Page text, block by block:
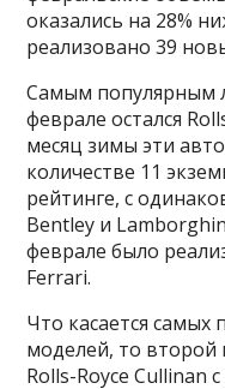
оказались на 28%
реализовано 39
Самым популярным
феврале остался
месяц зимы эти
количестве 11
рейтинге, с
Bentley и
феврале было
Ferrari.
Что касается
моделей, то второй
Rolls-Royce Cullinan